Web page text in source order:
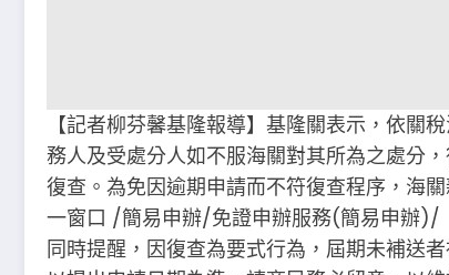
【記者柳芬馨基隆報導】基隆關表示，依
務人及受處分人如不服海關對其所為之處分
復查。為免因逾期申請而不符復查程序，海
一窗口 /簡易申辦/免證申辦服務(簡易申辦)/
同時提醒，因復查為要式行為，屆期未補送